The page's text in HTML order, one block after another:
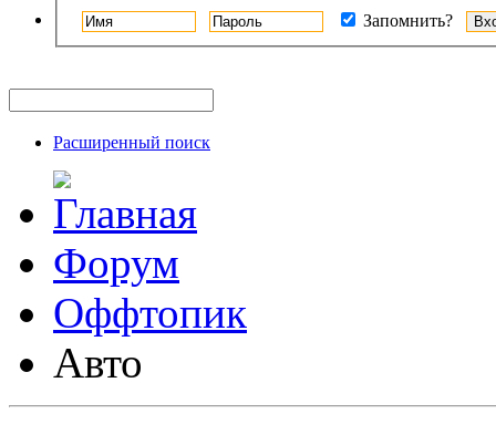
Запомнить?
Расширенный поиск
Форум
Оффтопик
Авто